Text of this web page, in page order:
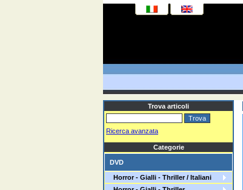
Trova articoli
Ricerca avanzata
Categorie
DVD
Horror - Gialli - Thriller / Italiani